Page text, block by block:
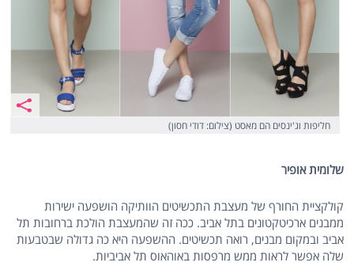
חליפות וג'ינסים הם מאסט (צילום: דודי חסון)
שלומית אופיר
קולקציית החורף של מעצבת התכשיטים הוותיקה הושפעה ישירות
ממבנים ארכיטקטונים בתל אביב. ככה זה שהמעצבת הולכת ברחובות תל
אביב ובמקום מבנים, רואה תכשיטים. ההשפעה היא כה גדולה שבטבעות
שלה אפשר לראות ממש מרפסות באוהאוס תל אביביות.